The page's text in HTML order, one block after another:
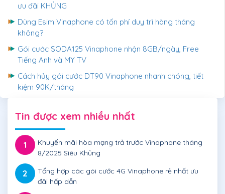
ưu đãi KHỦNG
Dùng Esim Vinaphone có tốn phí duy trì hàng tháng
không?
Gói cước SODA125 Vinaphone nhận 8GB/ngày, Free
Tiếng Anh và MY TV
Cách hủy gói cước DT90 Vinaphone nhanh chóng, tiết
kiệm 90K/tháng
Tin được xem nhiều nhất
1
Khuyến mãi hòa mạng trả trước Vinaphone tháng
8/2025 Siêu Khủng
2
Tổng hợp các gói cước 4G Vinaphone rẻ nhất ưu
đãi hấp dẫn